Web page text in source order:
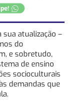
atualização –
do
e sobretudo,
de ensino
socioculturais
demandas que